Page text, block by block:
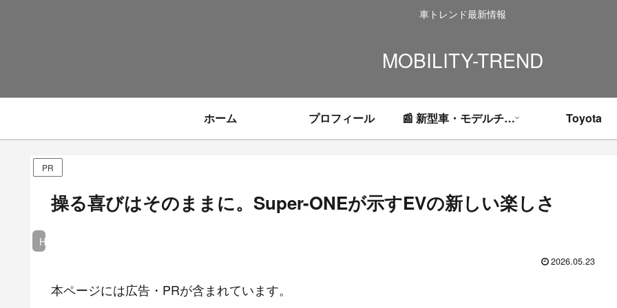
車トレンド最新情報
MOBILITY-TREND
ホーム プロフィール 📰 新型車・モデルチェンジ情報 Toyota
PR
操る喜びはそのままに。Super-ONEが示すEVの新しい楽しさ
Honda
2026.05.23
本ページには広告・PRが含まれています。